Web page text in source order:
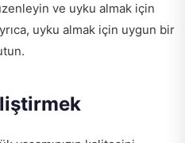
ve uyku almak için
uyku almak için uygun bir